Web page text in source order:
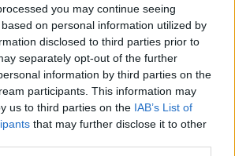
you may continue seeing
on personal information utilized by
disclosed to third parties prior to
separately opt-out of the further
information by third parties on the
participants. This information may
us to third parties on the IAB’s List of
that may further disclose it to other
nem
semmit
jól néz ki, de ettől még maradhat kosz.
kihagyja a széleket, a sarkokat és